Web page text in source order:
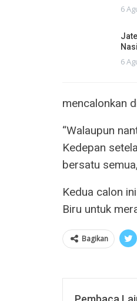
6
6
mencalonkan
“Walaupun
Kedepan
bersatu
Kedua calon
Biru untuk
Bagikan